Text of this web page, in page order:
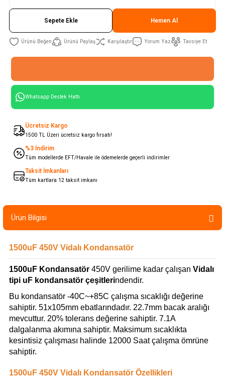
Sepete Ekle Hemen Al
Ürünü Paylaş Karşılaştır Yorum Yaz Tavsiye Et
Whatsapp Destek Hattı
Ücretsiz Kargo
1500 TL Üzeri ücretsiz kargo fırsatı!
%3 İndirim
Tüm modellerde EFT/Havale ile ödemelerde geçerli indirimler
Taksit İmkanları
Tüm kartlara 12 taksit imkanı
Ürün Bilgisi
1500uF 450V Vidalı Kondansatör
1500uF Kondansatör 450V gerilime kadar çalışan Vidalı
tipi uF kondansatör çeşitlerindendir.
Bu kondansatör -40C~+85C çalışma sıcaklığı değerine
sahiptir. 51x105mm ebatlarındadır. 22.7mm bacak aralığı
mevcuttur. 20% tolerans değerine sahiptir. 7.1A
dalgalanma akımına sahiptir. Maksimum sıcaklıkta
kesintisiz çalışması halinde 12000 Saat çalışma ömrüne
sahiptir.
1500uF 450V Vidalı Kondansatör Özellikleri